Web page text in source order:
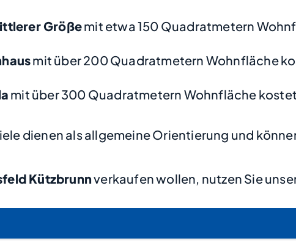
Größemit etwa 150 Quadratmetern
mit über 200 Quadratmetern Wohnfläche
mit über 300 Quadratmetern Wohnfläche
dienen als allgemeine Orientierung und
Kützbrunnverkaufen wollen, nutzen Sie